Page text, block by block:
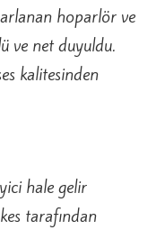
hoparlör ve
ve net duyuldu.
kalitesinden
hale gelir
tarafından